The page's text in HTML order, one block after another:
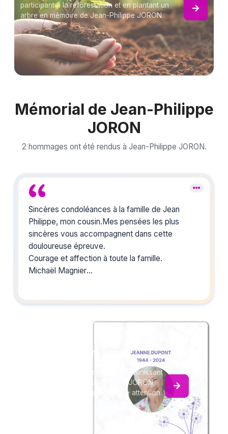
participant à la reforestation et en plantant un
arbre en mémoire de Jean-Philippe JORON.
Mémorial de Jean-Philippe
JORON
2 hommages ont été rendus à Jean-Philippe JORON.
Sincères condoléances à la famille de Jean
Philippe, mon cousin.Mes pensées les plus
sincères vous accompagnent dans cette
douloureuse épreuve.
Courage et affection à toute la famille.
Michaël Magnier
du souvenir
Créez un album collaboratif en réunissant
les hommages à Jean-Philippe JORON,
pour vous ou pour une délicate attention.